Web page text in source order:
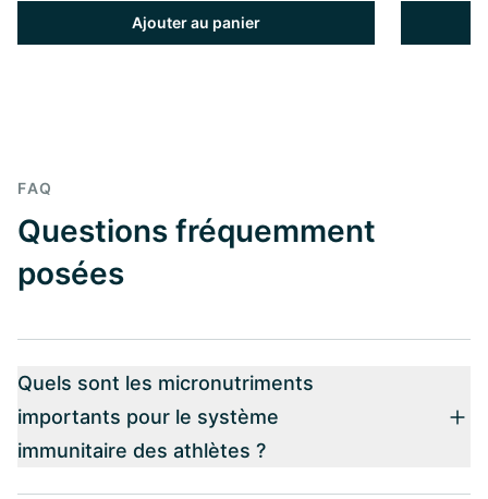
Ajouter au panier
FAQ
Questions fréquemment
posées
Quels sont les micronutriments
importants pour le système
immunitaire des athlètes ?